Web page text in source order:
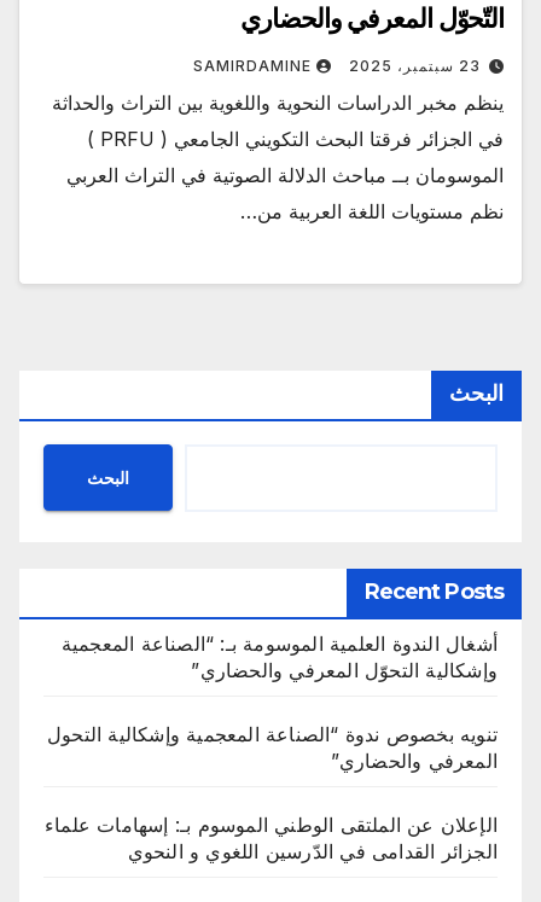
التّحوّل المعرفي والحضاري
23 سبتمبر، 2025 SAMIRDAMINE
ينظم مخبر الدراسات النحوية واللغوية بين التراث والحداثة
في الجزائر فرقتا البحث التكويني الجامعي ( PRFU )
الموسومان بــ مباحث الدلالة الصوتية في التراث العربي
نظم مستويات اللغة العربية من…
البحث
البحث
Recent Posts
أشغال الندوة العلمية الموسومة بـ: “الصناعة المعجمية
وإشكالية التحوّل المعرفي والحضاري”
تنويه بخصوص ندوة “الصناعة المعجمية وإشكالية التحول
المعرفي والحضاري”
الإعلان عن الملتقى الوطني الموسوم بـ: إسهامات علماء
الجزائر القدامى في الدّرسين اللغوي و النحوي